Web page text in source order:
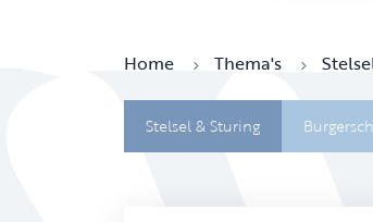
Home Thema's
Stelsel & Sturing